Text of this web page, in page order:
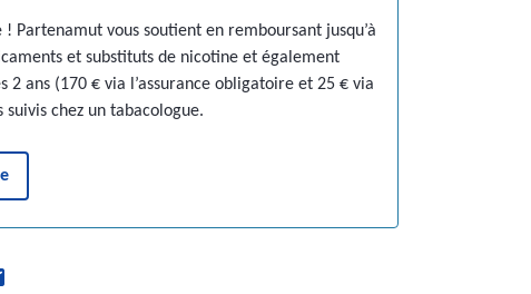
Partenamut vous soutient en remboursant jusqu’à
et substituts de nicotine et également
2 ans (170 € via l’assurance obligatoire et 25 € via
suivis chez un tabacologue.